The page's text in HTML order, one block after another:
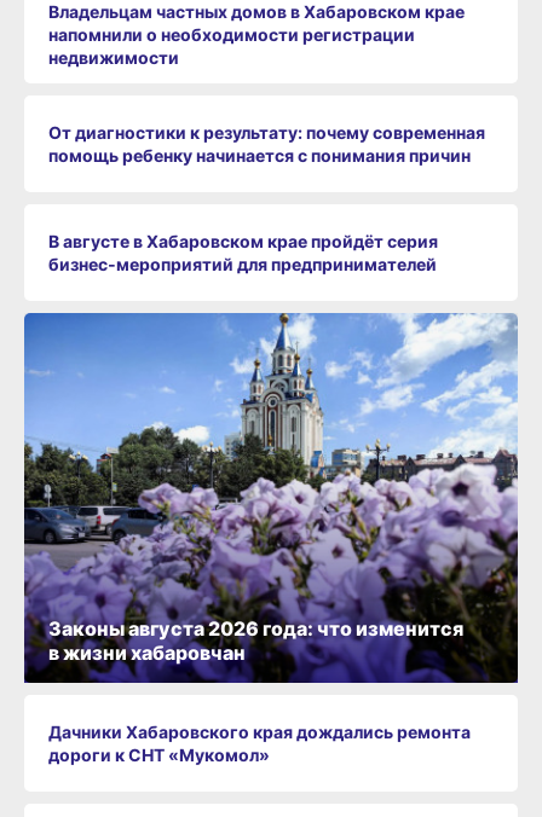
Владельцам частных домов в Хабаровском крае
напомнили о необходимости регистрации
недвижимости
От диагностики к результату: почему современная
помощь ребенку начинается с понимания причин
В августе в Хабаровском крае пройдёт серия
бизнес‑мероприятий для предпринимателей
Дачники Хабаровского края дождались ремонта
дороги к СНТ «Мукомол»
Законы августа 2026 года: что изменится
в жизни хабаровчан